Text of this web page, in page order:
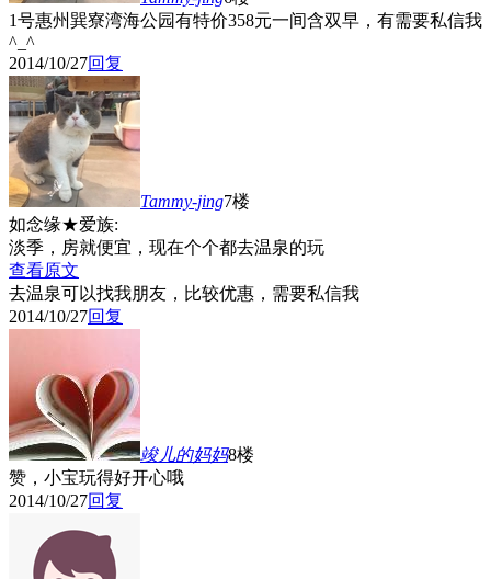
1号惠州巽寮湾海公园有特价358元一间含双早，有需要私信我
^_^
2014/10/27回复
Tammy-jing7楼
如念缘★爱族:
淡季，房就便宜，现在个个都去温泉的玩
查看原文
去温泉可以找我朋友，比较优惠，需要私信我
2014/10/27回复
竣儿的妈妈8楼
赞，小宝玩得好开心哦
2014/10/27回复